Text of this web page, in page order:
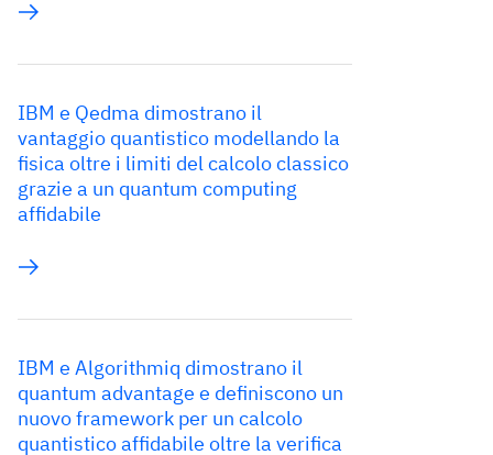
IBM e Qedma dimostrano il
vantaggio quantistico modellando la
fisica oltre i limiti del calcolo classico
grazie a un quantum computing
affidabile
IBM e Algorithmiq dimostrano il
quantum advantage e definiscono un
nuovo framework per un calcolo
quantistico affidabile oltre la verifica